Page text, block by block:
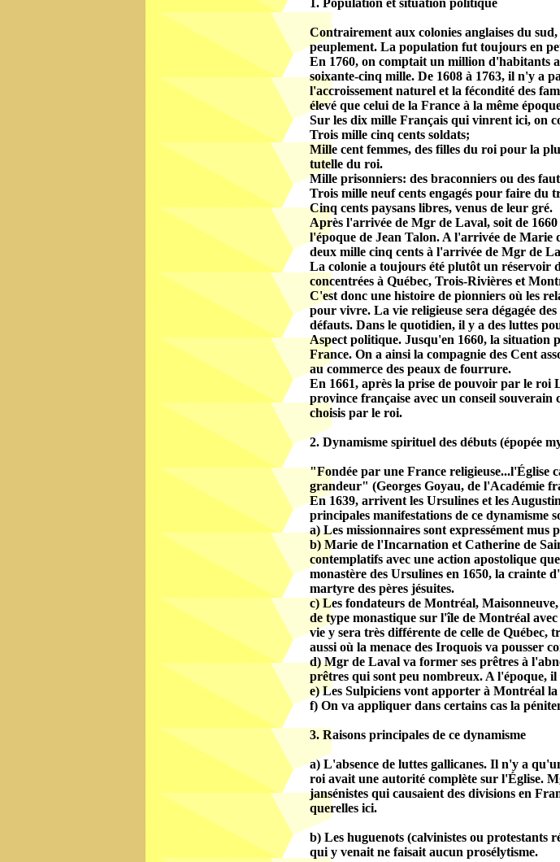
Contrairement aux colonies anglaises du
peuplement. La population fut toujours en
En 1760, on comptait un million d'habitants
soixante-cinq mille. De 1608 à 1763, il n'y a
l'accroissement naturel et la fécondité des
élevé que celui de la France à la même
Sur les dix mille Français qui vinrent ici, on
Trois mille cinq cents soldats;
Mille cent femmes, des filles du roi pour la
tutelle du roi.
Mille prisonniers: des braconniers ou des
Trois mille neuf cents engagés pour faire du
Cinq cents paysans libres, venus de leur gré.
Après l'arrivée de Mgr de Laval, soit de
l'époque de Jean Talon. A l'arrivée de Marie
deux mille cinq cents à l'arrivée de Mgr de
La colonie a toujours été plutôt un réservoir
concentrées à Québec, Trois-Rivières et
C'est donc une histoire de pionniers où les
pour vivre. La vie religieuse sera dégagée
défauts. Dans le quotidien, il y a des luttes
Aspect politique. Jusqu'en 1660, la situation
France. On a ainsi la compagnie des Cent
au commerce des peaux de fourrure.
En 1661, après la prise de pouvoir par le roi
province française avec un conseil
choisis par le roi.
2. Dynamisme spirituel des débuts (épopée
"Fondée par une France religieuse...l'Église
grandeur" (Georges Goyau, de l'Académie
En 1639, arrivent les Ursulines et les
principales manifestations de ce dynamisme
a) Les missionnaires sont expressément
b) Marie de l'Incarnation et Catherine de
contemplatifs avec une action apostolique
monastère des Ursulines en 1650, la crainte
martyre des pères jésuites.
c) Les fondateurs de Montréal,
de type monastique sur l'île de Montréal
vie y sera très différente de celle de Québec,
aussi où la menace des Iroquois va pousser
d) Mgr de Laval va former ses prêtres à
prêtres qui sont peu nombreux. A l'époque, il
e) Les Sulpiciens vont apporter à Montréal
f) On va appliquer dans certains cas la
3. Raisons principales de ce dynamisme
a) L'absence de luttes gallicanes. Il n'y a
roi avait une autorité complète sur l'Église.
jansénistes qui causaient des divisions en
querelles ici.
b) Les huguenots (calvinistes ou protestants
qui y venait ne faisait aucun prosélytisme.